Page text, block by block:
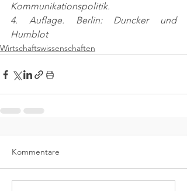
Kommunikationspolitik.
4. Auflage. Berlin: Duncker und
Humblot
Wirtschaftswissenschaften
Kommentare